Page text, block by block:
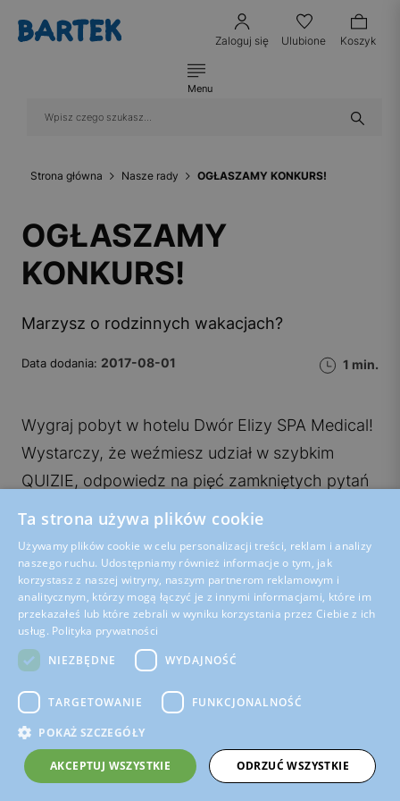
Zaloguj się Ulubione Koszyk
Menu
Strona główna Nasze rady OGŁASZAMY KONKURS!
OGŁASZAMY
KONKURS!
Marzysz o rodzinnych wakacjach?
Data dodania: 2017-08-01 1 min.
Wygraj pobyt w hotelu Dwór Elizy SPA Medical!
Wystarczy, że weźmiesz udział w szybkim
QUIZIE, odpowiedz na pięć zamkniętych pytań
dotyczących wiedzy o naszej marce oraz na
Jak wyobrażasz sobie swoje idealne, rodzinne
wakacje w hotelu Dwór Elizy SPA Medical?
Kliknij i graj!
https://click-apps.pl/redirect/quiz?params=1271249;pl
Ta strona używa plików cookie
Używamy plików cookie w celu personalizacji treści, reklam i analizy
naszego ruchu. Udostępniamy również informacje o tym, jak
korzystasz z naszej witryny, naszym partnerom reklamowym i
analitycznym, którzy mogą łączyć je z innymi informacjami, które im
przekazałeś lub które zebrali w wyniku korzystania przez Ciebie z ich
usług. Polityka prywatności
NIEZBĘDNE
WYDAJNOŚĆ
TARGETOWANIE FUNKCJONALNOŚĆ
POKAŻ SZCZEGÓŁY
AKCEPTUJ WSZYSTKIE ODRZUĆ WSZYSTKIE